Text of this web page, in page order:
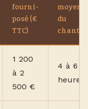
fourni-
posé (€
TTC)
du
1 200
à 2
500 €
4 à 6
heures